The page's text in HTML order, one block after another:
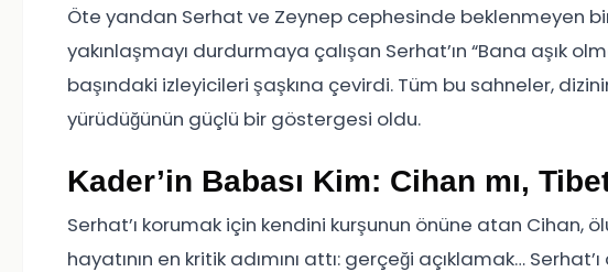
Öte yandan Serhat ve Zeynep cephesinde beklenmeyen
yakınlaşmayı durdurmaya çalışan Serhat’ın “Bana aşık
başındaki izleyicileri şaşkına çevirdi. Tüm bu sahneler,
yürüdüğünün güçlü bir göstergesi oldu.
Kader’in Babası Kim: Cihan mı,
Serhat’ı korumak için kendini kurşunun önüne atan Cihan,
hayatının en kritik adımını attı: gerçeği açıklamak… Serhat’ı